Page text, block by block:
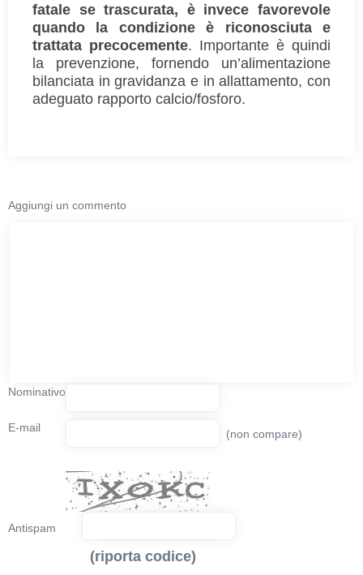
fatale se trascurata, è invece favorevole
quando la condizione è riconosciuta e
trattata precocemente. Importante è quindi
la prevenzione, fornendo un’alimentazione
bilanciata in gravidanza e in allattamento, con
adeguato rapporto calcio/fosforo.
Aggiungi un commento
Nominativo
E-mail (non compare)
Antispam
(riporta codice)